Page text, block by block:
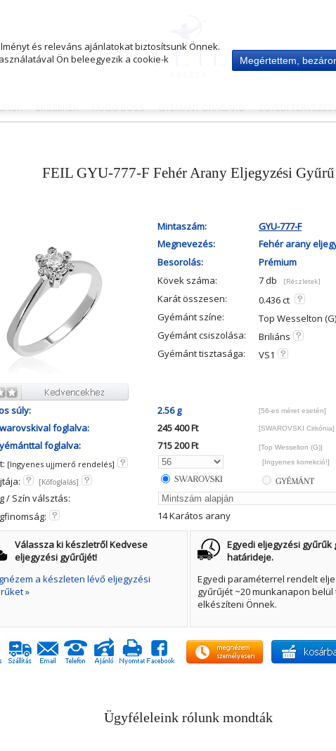
ÉKSZEREK HUGO BOSS GYÉMÁNT-DRÁGAKŐ EGYEDI
FEIL GYU-777-F Fehér Arany Eljegyzési Gyűrű
Mintaszám:
GYU-777-F
Megnevezés:
Fehér arany
Besorolás:
Prémium
Kövek száma:
7 db [Részletek]
Karát összesen:
0.436 ct
Gyémánt színe:
Top Wesselton (G)
Gyémánt csiszolása:
Briliáns
Gyémánt tisztasága:
VS1
súly: 2.56 g [56-es méret esetén]
foglalva: 245 400 Ft [SWAROVSKI Cirkónia]
foglalva: 715 200 Ft [Top Wesselton (G)]
[Ingyenes ujjmerő rendelés] [Ingyenes korrekció!]
[Kőfoglalás]
/ Szín válsztás:
14 Karátos arany
Válassza ki készletről Kedvese
eljegyzési gyűrűjét!
a készleten lévő eljegyzési
»
Egyedi eljegyzési gyűrűk
határideje.
Egyedi paraméterrel rendelt
gyűrűjét ~20 munkanapon belül
elkészíteni Önnek.
Ügyféleleink rólunk mondták
és releváns ajánlatokat biztosítsunk Önnek.
Ön beleegyezik a cookie-k
Megértettem,